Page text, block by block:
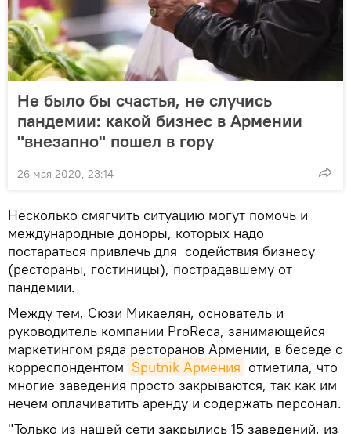
Не было бы счастья, не случись
пандемии: какой бизнес в Армении
"внезапно" пошел в гору
26 мая 2020, 23:14
Несколько смягчить ситуацию могут помочь и
международные доноры, которых надо
постараться привлечь для содействия бизнесу
(рестораны, гостиницы), пострадавшему от
пандемии.
Между тем, Сюзи Микаелян, основатель и
руководитель компании ProReca, занимающейся
маркетингом ряда ресторанов Армении, в беседе с
корреспондентом Sputnik Армения отметила, что
многие заведения просто закрываются, так как им
нечем оплачиватить аренду и содержать персонал.
"Только из нашей сети закрылись 15 заведений, из